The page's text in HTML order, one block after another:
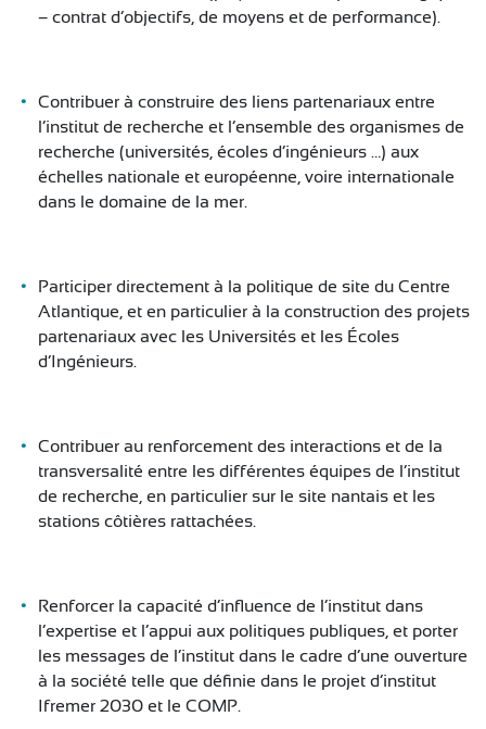
– contrat d’objectifs, de moyens et de performance).
Contribuer à construire des liens partenariaux entre
l’institut de recherche et l’ensemble des organismes de
recherche (universités, écoles d’ingénieurs …) aux
échelles nationale et européenne, voire internationale
dans le domaine de la mer.
Participer directement à la politique de site du Centre
Atlantique, et en particulier à la construction des projets
partenariaux avec les Universités et les Écoles
d’Ingénieurs.
Contribuer au renforcement des interactions et de la
transversalité entre les différentes équipes de l’institut
de recherche, en particulier sur le site nantais et les
stations côtières rattachées.
Renforcer la capacité d’influence de l’institut dans
l’expertise et l’appui aux politiques publiques, et porter
les messages de l’institut dans le cadre d’une ouverture
à la société telle que définie dans le projet d’institut
Ifremer 2030 et le COMP.